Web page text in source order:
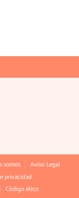
somos
Aviso Legal
privacidad
Código ético